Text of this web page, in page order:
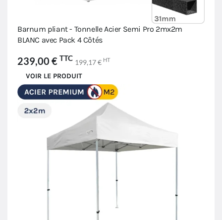
Barnum pliant - Tonnelle Acier Semi Pro 2mx2m
BLANC avec Pack 4 Côtés
239,00 € TTC 199,17 € HT
VOIR LE PRODUIT